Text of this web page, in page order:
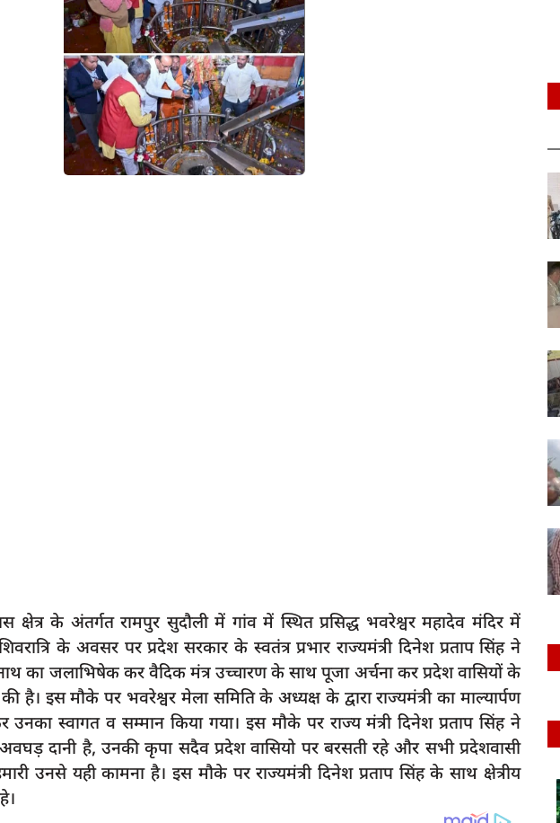
क्षेत्र के अंतर्गत रामपुर सुदौली में गांव में स्थित प्रसिद्ध भवरेश्वर महादेव मंदिर में
के अवसर पर प्रदेश सरकार के स्वतंत्र प्रभार राज्यमंत्री दिनेश प्रताप सिंह ने
का जलाभिषेक कर वैदिक मंत्र उच्चारण के साथ पूजा अर्चना कर प्रदेश वासियों के
है। इस मौके पर भवरेश्वर मेला समिति के अध्यक्ष के द्वारा राज्यमंत्री का माल्यार्पण
स्वागत व सम्मान किया गया। इस मौके पर राज्य मंत्री दिनेश प्रताप सिंह ने
दानी है, उनकी कृपा सदैव प्रदेश वासियो पर बरसती रहे और सभी प्रदेशवासी
उनसे यही कामना है। इस मौके पर राज्यमंत्री दिनेश प्रताप सिंह के साथ क्षेत्रीय